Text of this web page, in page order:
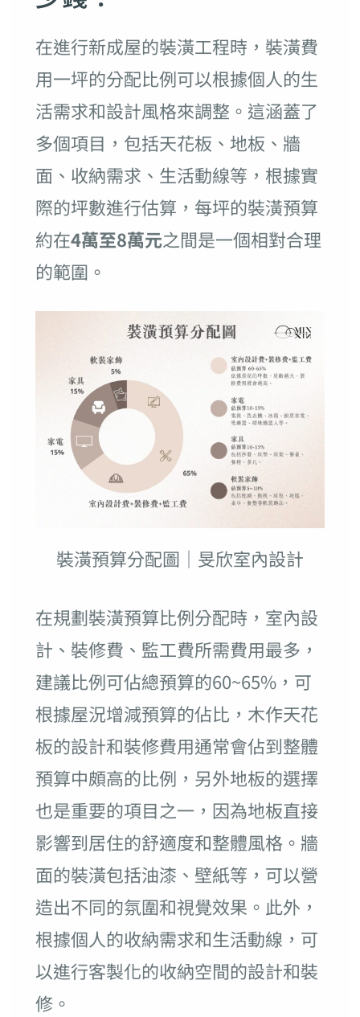
在進行新成屋的裝潢工程時，裝潢費
用一坪的分配比例可以根據個人的生
活需求和設計風格來調整。這涵蓋了
多個項目，包括天花板、地板、牆
面、收納需求、生活動線等，根據實
際的坪數進行估算，每坪的裝潢預算
約在4萬至8萬元之間是一個相對合理
的範圍。
裝潢預算分配圖｜旻欣室內設計
在規劃裝潢預算比例分配時，室內設
計、裝修費、監工費所需費用最多，
建議比例可佔總預算的60~65%，可
根據屋況增減預算的佔比，木作天花
板的設計和裝修費用通常會佔到整體
預算中頗高的比例，另外地板的選擇
也是重要的項目之一，因為地板直接
影響到居住的舒適度和整體風格。牆
面的裝潢包括油漆、壁紙等，可以營
造出不同的氛圍和視覺效果。此外，
根據個人的收納需求和生活動線，可
以進行客製化的收納空間的設計和裝
修。